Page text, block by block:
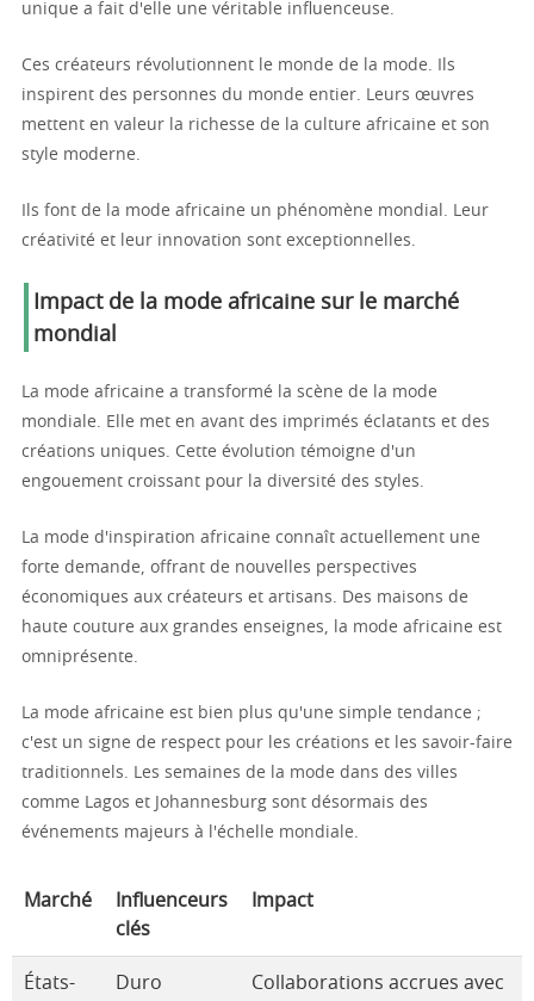
unique a fait d'elle une véritable influenceuse.
Ces créateurs révolutionnent le monde de la mode. Ils
inspirent des personnes du monde entier. Leurs œuvres
mettent en valeur la richesse de la culture africaine et son
style moderne.
Ils font de la mode africaine un phénomène mondial. Leur
créativité et leur innovation sont exceptionnelles.
Impact de la mode africaine sur le marché
mondial
La mode africaine a transformé la scène de la mode
mondiale. Elle met en avant des imprimés éclatants et des
créations uniques. Cette évolution témoigne d'un
engouement croissant pour la diversité des styles.
La mode d'inspiration africaine connaît actuellement une
forte demande, offrant de nouvelles perspectives
économiques aux créateurs et artisans. Des maisons de
haute couture aux grandes enseignes, la mode africaine est
omniprésente.
La mode africaine est bien plus qu'une simple tendance ;
c'est un signe de respect pour les créations et les savoir-faire
traditionnels. Les semaines de la mode dans des villes
comme Lagos et Johannesburg sont désormais des
événements majeurs à l'échelle mondiale.
Marché
Influenceurs
clés
Impact
États-
Duro
Collaborations accrues avec